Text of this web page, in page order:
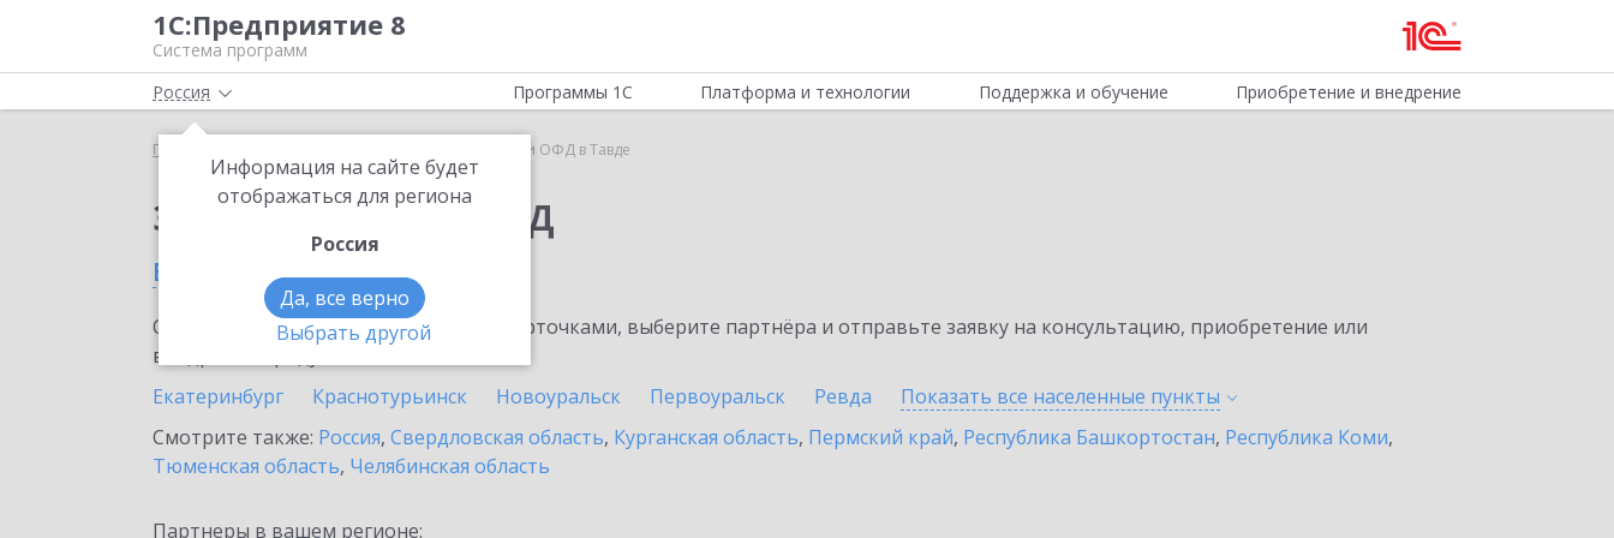
1С:Предприятие 8
Система программ
Россия
Информация на сайте будет
отображаться для региона
Россия
Да, все верно
Выбрать другой
Программы 1С Платформа и технологии Поддержка и обучение Приобретение и внедрение
Главная 1С-Чеки ОФД в Тавде
Заказать 1С-Чеки ОФД
в Тавде
Ознакомьтесь с информационными карточками, выберите партнёра и отправьте заявку на консультацию, приобретение или
внедрение продукта.
Екатеринбург
Краснотурьинск Новоуральск Первоуральск Ревда Показать все населенные пункты
Смотрите также: Россия, Свердловская область, Курганская область, Пермский край, Республика Башкортостан, Республика Коми,
Тюменская область, Челябинская область
Партнеры в вашем регионе: